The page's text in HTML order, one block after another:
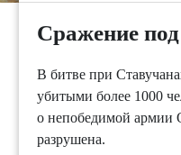
Сражение
В битве при
убитыми более 1000
о непобедимой армии
разрушена.